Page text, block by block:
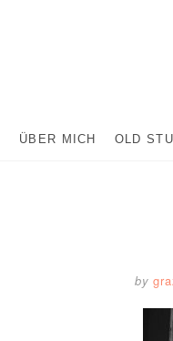
ÜBER MICH OLD
by